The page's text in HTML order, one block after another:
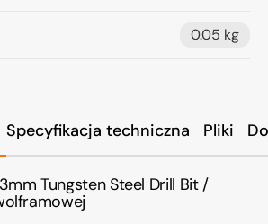
Specyfikacja techniczna Pliki
Tungsten Steel Drill Bit /
0.05 kg